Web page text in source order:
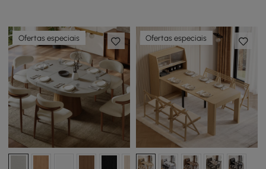
Ofertas especiais Ofertas especiais